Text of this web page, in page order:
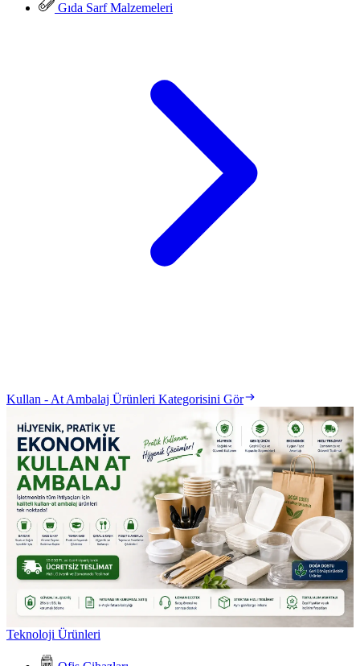
Gıda Sarf Malzemeleri
Kullan - At Ambalaj Ürünleri Kategorisini Gör
Teknoloji Ürünleri